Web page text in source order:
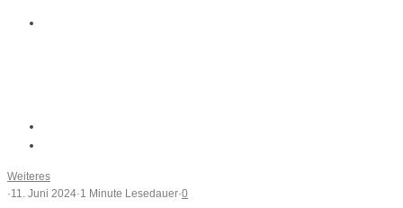
Weiteres
·11. Juni 2024·1 Minute Lesedauer·0